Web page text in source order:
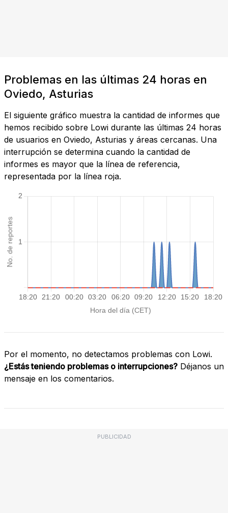
Problemas en las últimas 24 horas en
Oviedo, Asturias
El siguiente gráfico muestra la cantidad de informes que
hemos recibido sobre Lowi durante las últimas 24 horas
de usuarios en Oviedo, Asturias y áreas cercanas. Una
interrupción se determina cuando la cantidad de
informes es mayor que la línea de referencia,
representada por la línea roja.
Por el momento, no detectamos problemas con Lowi.
¿Estás teniendo problemas o interrupciones? Déjanos un
mensaje en los comentarios.
PUBLICIDAD